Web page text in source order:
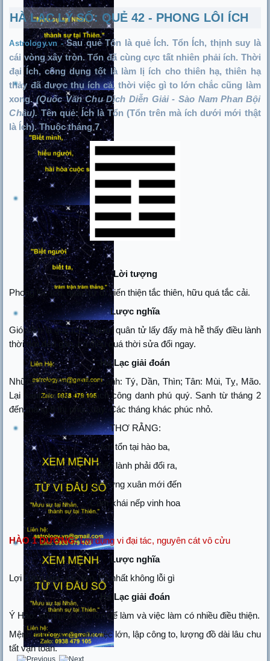
HÀ LẠC LÝ SỐ: QUẺ 42 - PHONG LÔI ÍCH
Astrology.vn -Sau quẻ Tổn là quẻ Ích. Tổn Ích, thịnh suy là
cái vòng xây tròn. Tổn đã cùng cực tất nhiên phải ích. Thời
đại Ích, công dụng tốt là làm lị ích cho thiên hạ, thiên hạ
thảy đã được thụ ích cả, thời việc gì to lớn chắc cũng làm
xong.(Quốc Văn Chu Dịch Diễn Giải - Sào Nam Phan Bội
Châu).Tên quẻ: Ích là Tổn (Tổn trên mà ích dưới mới thật
là Ích). Thuộc tháng 7.
Lời tượng
Phong lôi: Ích, quân tử dĩ kiến thiện tắc thiên, hữu quá tắc cải.
Lược nghĩa
Gió sấm là quẻ Ích. Người quân tử lấy đấy mà hễ thấy điều lành
thời dời đến gần, có điều quá thời sửa đổi ngay.
Hà Lạc giải đoán
Những tuổi Nạp Giáp: Canh: Tý, Dần, Thìn; Tân: Mùi, Tỵ, Mão.
Lại sanh tháng 7 là cách công danh phú quý. Sanh từ tháng 2
đến tháng 8 thì phúc dày. Các tháng khác phúc nhỏ.
THƠ RẰNG:
Ích tổn tại hào ba,
Thấy lành phải đổi ra,
Lộc rừng xuân mới đến
Cảm khái nếp vinh hoa
HÀO 1 DƯƠNG:Lợi dụng vi đại tác, nguyên cát vô cửu
Lược nghĩa
Lợi dụng làm việc lớn, tốt nhất không lỗi gì
Hà Lạc giải đoán
Ý Hào: có nhiều việc lớn để làm và việc làm có nhiều điều thiện.
Mệnh hợp cách: Làm việc lớn, lập công to, lượng đồ dài lâu chu
tất vạn toàn.